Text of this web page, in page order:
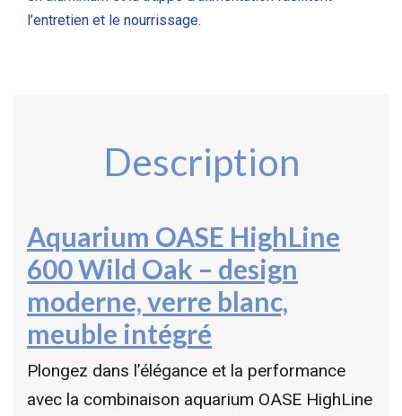
l’entretien et le nourrissage.
Description
Aquarium OASE HighLine
600 Wild Oak – design
moderne, verre blanc,
meuble intégré
Plongez dans l’élégance et la performance
avec la combinaison aquarium OASE HighLine